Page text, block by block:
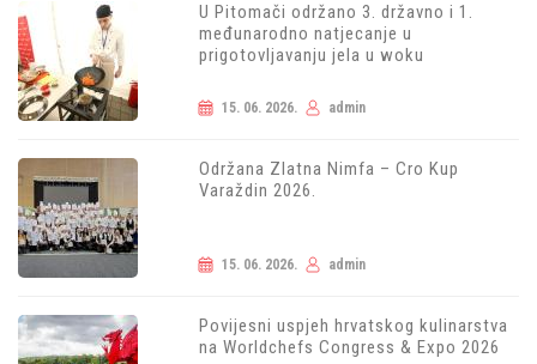
U Pitomači održano 3. državno i 1.
međunarodno natjecanje u
prigotovljavanju jela u woku
15. 06. 2026. admin
Održana Zlatna Nimfa – Cro Kup
Varaždin 2026.
15. 06. 2026. admin
Povijesni uspjeh hrvatskog kulinarstva
na Worldchefs Congress & Expo 2026